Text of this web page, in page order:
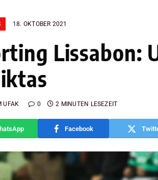
18. OKTOBER 2021
Lissabon:
UFAK 0 2 MINUTEN LESEZEIT
Facebook